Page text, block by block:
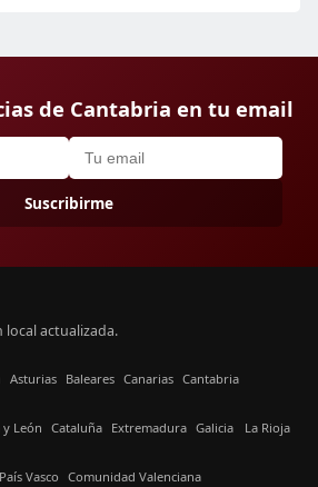
de Cantabria en tu email
Suscribirme
actualizada.
Asturias Baleares Canarias Cantabria
y León Cataluña Extremadura Galicia La Rioja
País Vasco Comunidad Valenciana